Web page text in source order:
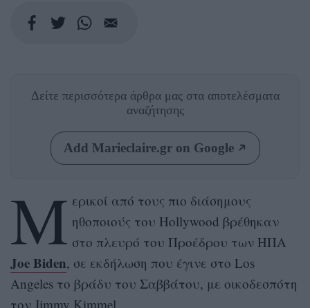
Δείτε περισσότερα άρθρα μας στα αποτελέσματα
αναζήτησης
Add Marieclaire.gr on Google
Μ ερικοί από τους πιο διάσημους
ηθοποιούς του Hollywood βρέθηκαν
στο πλευρό του Προέδρου των ΗΠΑ
Joe Biden, σε εκδήλωση που έγινε στο Los
Angeles το βράδυ του Σαββάτου, με οικοδεσπότη
τον Jimmy Kimmel.